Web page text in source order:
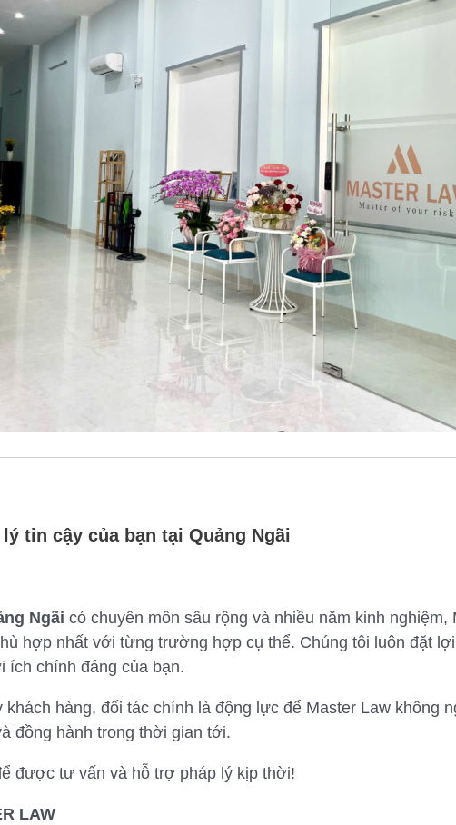
tin cậy của bạn tại Quảng Ngãi
Ngãi có chuyên môn sâu rộng và nhiều năm kinh
hợp nhất với từng trường hợp cụ thể. Chúng tôi luôn đặt
ích chính đáng của bạn.
hàng, đối tác chính là động lực để Master Law không
đồng hành trong thời gian tới.
được tư vấn và hỗ trợ pháp lý kịp thời!
LAW